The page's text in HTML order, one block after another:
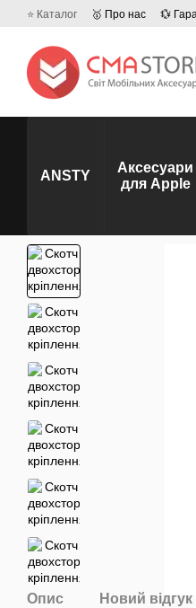
Перейти до основного
⭐ Каталог 🥇 Про нас 💱
ANSTY
Аксесуари
для Apple
Опис Новий